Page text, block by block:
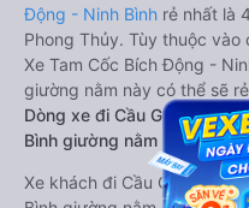
Động - Ninh Bình rẻ nhất là
Phong Thủy. Tùy thuộc
Xe Tam Cốc Bích Động -
giường nằm này có thể sẽ
Dòng xe đi Cầu Giấy - Hà
Bình giường nằm đôi:
Xe khách đi Cầu Giấy - Hà